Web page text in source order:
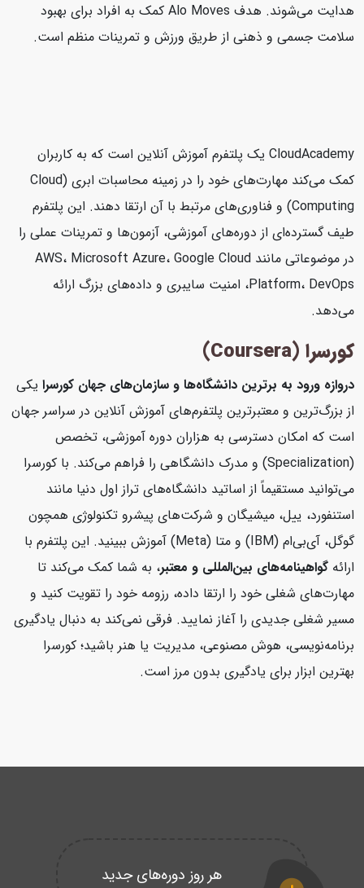
هدایت می‌شوند. هدف Alo Moves کمک به افراد برای بهبود
سلامت جسمی و ذهنی از طریق ورزش و تمرینات منظم است.
CloudAcademy یک پلتفرم آموزش آنلاین است که به کاربران
کمک می‌کند مهارت‌های خود را در زمینه محاسبات ابری (Cloud
Computing) و فناوری‌های مرتبط با آن ارتقا دهند. این پلتفرم
طیف گسترده‌ای از دوره‌های آموزشی، آزمون‌ها و تمرینات عملی را
در موضوعاتی مانند AWS، Microsoft Azure، Google Cloud
Platform، DevOps، امنیت سایبری و داده‌های بزرگ ارائه
می‌دهد.
کورسرا (Coursera)
دروازه ورود به برترین دانشگاه‌ها و سازمان‌های جهان کورسرایکی
از بزرگ‌ترین و معتبرترین پلتفرم‌های آموزش آنلاین در سراسر جهان
است که امکان دسترسی به هزاران دوره آموزشی، تخصص
(Specialization) و مدرک دانشگاهی را فراهم می‌کند. با کورسرا
می‌توانید مستقیماً از اساتید دانشگاه‌های تراز اول دنیا مانند
استنفورد، ییل، میشیگان و شرکت‌های پیشرو تکنولوژی همچون
گوگل، آی‌بی‌ام (IBM) و متا (Meta) آموزش ببینید. این پلتفرم با
ارائهگواهینامه‌های بین‌المللی و معتبر، به شما کمک می‌کند تا
مهارت‌های شغلی خود را ارتقا داده، رزومه خود را تقویت کنید و
مسیر شغلی جدیدی را آغاز نمایید. فرقی نمی‌کند به دنبال یادگیری
برنامه‌نویسی، هوش مصنوعی، مدیریت یا هنر باشید؛ کورسرا
بهترین ابزار برای یادگیری بدون مرز است.
هر روز دوره‌های جدید